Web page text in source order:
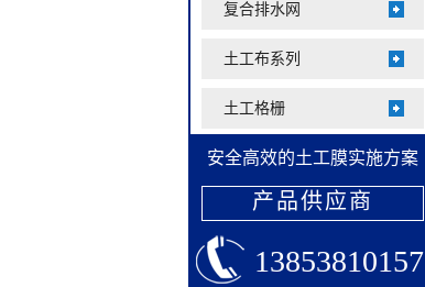
复合排水网
土工布系列
土工格栅
安全高效的土工膜实施方案
产品供应商
13853810157